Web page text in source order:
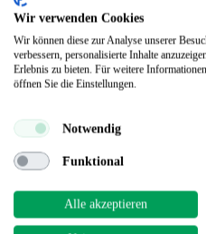
Terrassendielen
Wir verwenden Cookies
Wir können diese zur Analyse unserer
verbessern, personalisierte Inhalte
Erlebnis zu bieten. Für weitere
öffnen Sie die Einstellungen.
Notwendig
Funktional
Alle akzeptieren